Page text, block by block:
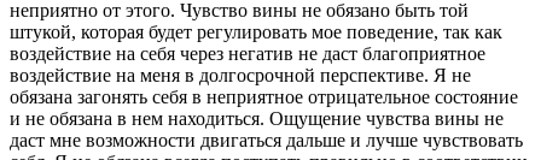
неприятно от этого. Чувство вины не обязано быть той
штукой, которая будет регулировать мое поведение, так как
воздействие на себя через негатив не даст благоприятное
воздействие на меня в долгосрочной перспективе. Я не
обязана загонять себя в неприятное отрицательное состояние
и не обязана в нем находиться. Ощущение чувства вины не
даст мне возможности двигаться дальше и лучше чувствовать